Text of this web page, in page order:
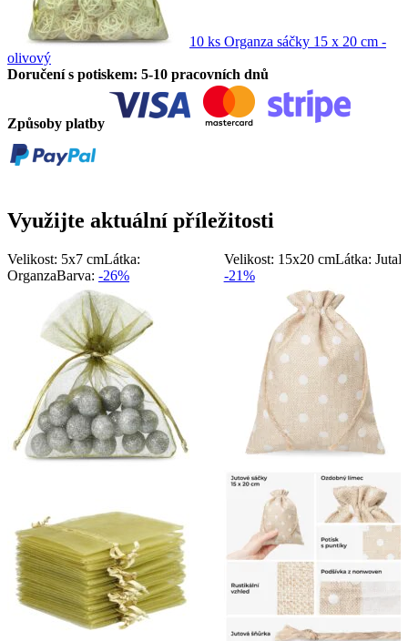
10 ks Organza sáčky 15 x 20 cm -
olivový
Doručení s potiskem: 5-10 pracovních dnů
Způsoby platby
Využijte aktuální příležitosti
Velikost: 5x7 cmLátka:
OrganzaBarva: -26%
Velikost: 15x20 cmLátka: Juta
-21%